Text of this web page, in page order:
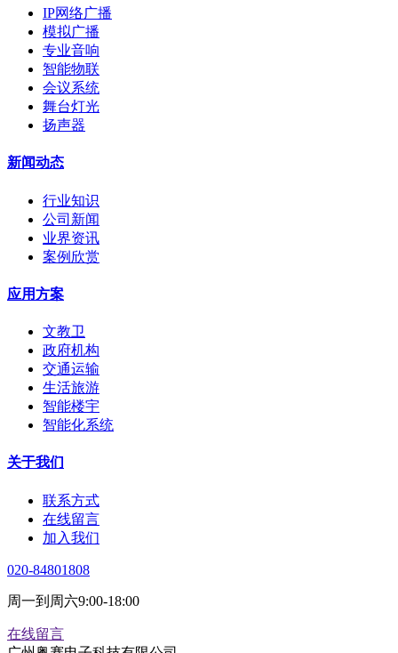
IP网络广播
模拟广播
专业音响
智能物联
会议系统
舞台灯光
扬声器
新闻动态
行业知识
公司新闻
业界资讯
案例欣赏
应用方案
文教卫
政府机构
交通运输
生活旅游
智能楼宇
智能化系统
关于我们
联系方式
在线留言
加入我们
020-84801808
周一到周六9:00-18:00
在线留言